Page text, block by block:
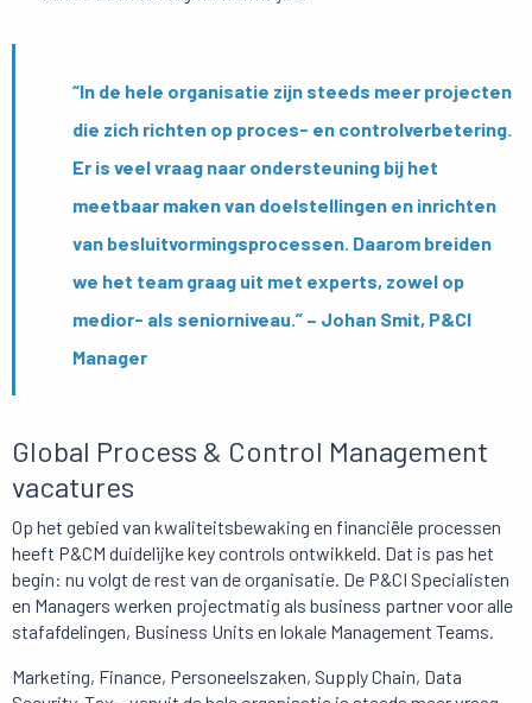
“In de hele organisatie zijn steeds meer projecten
die zich richten op proces- en controlverbetering.
Er is veel vraag naar ondersteuning bij het
meetbaar maken van doelstellingen en inrichten
van besluitvormingsprocessen. Daarom breiden
we het team graag uit met experts, zowel op
medior- als seniorniveau.” – Johan Smit, P&CI
Manager
Global Process & Control Management
vacatures
Op het gebied van kwaliteitsbewaking en financiële processen
heeft P&CM duidelijke key controls ontwikkeld. Dat is pas het
begin: nu volgt de rest van de organisatie. De P&CI Specialisten
en Managers werken projectmatig als business partner voor alle
stafafdelingen, Business Units en lokale Management Teams.
Marketing, Finance, Personeelszaken, Supply Chain, Data